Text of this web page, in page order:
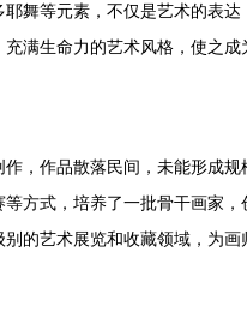
舞等元素，不仅是艺术的表
满生命力的艺术风格，使之成
，作品散落民间，未能形成
方式，培养了一批骨干画家
的艺术展览和收藏领域，为